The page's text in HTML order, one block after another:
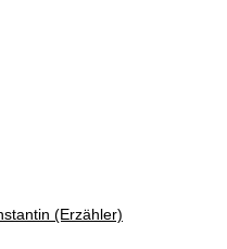
Beteiligten Person
(Erzähler)